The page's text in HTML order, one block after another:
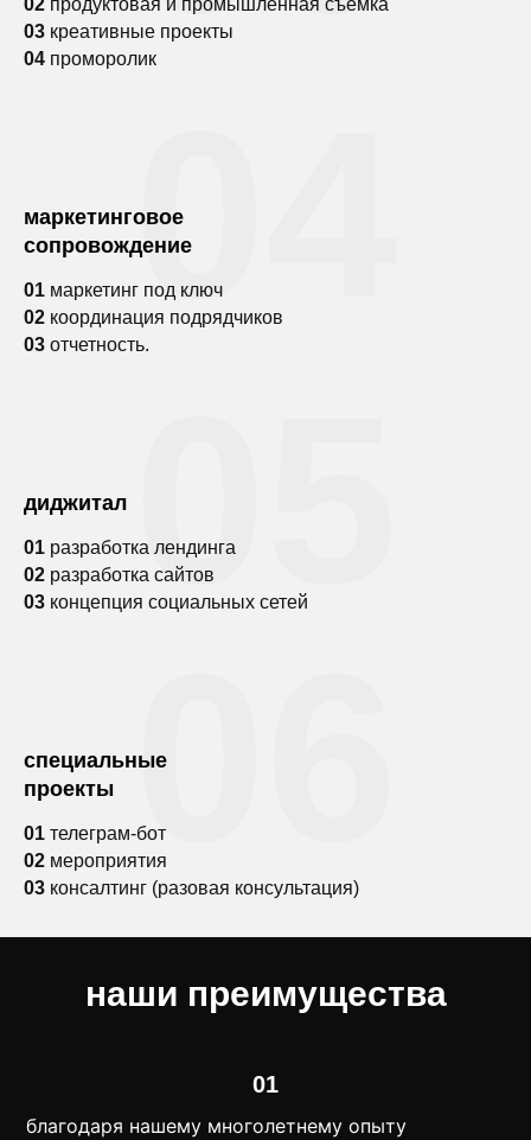
02 продуктовая и промышленная съемка
03 креативные проекты
04 проморолик
маркетинговое
сопровождение
01 маркетинг под ключ
02 координация подрядчиков
03 отчетность.04
диджитал
01 разработка лендинга
02 разработка сайтов
03 концепция социальных сетей
05
специальные
проекты
01 телеграм-бот
02 мероприятия
03 консалтинг (разовая консультация)
06
наши преимущества
01
благодаря нашему многолетнему опыту